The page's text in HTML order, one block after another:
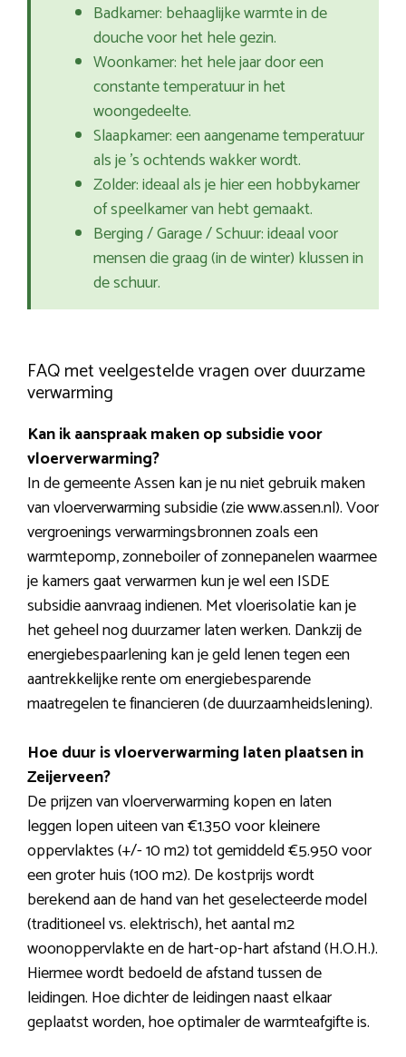
Badkamer: behaaglijke warmte in de
douche voor het hele gezin.
Woonkamer: het hele jaar door een
constante temperatuur in het
woongedeelte.
Slaapkamer: een aangename temperatuur
als je ’s ochtends wakker wordt.
Zolder: ideaal als je hier een hobbykamer
of speelkamer van hebt gemaakt.
Berging / Garage / Schuur: ideaal voor
mensen die graag (in de winter) klussen in
de schuur.
FAQ met veelgestelde vragen over duurzame
verwarming
Kan ik aanspraak maken op subsidie voor
vloerverwarming?
In de gemeente Assen kan je nu niet gebruik maken
van vloerverwarming subsidie (zie www.assen.nl). Voor
vergroenings verwarmingsbronnen zoals een
warmtepomp, zonneboiler of zonnepanelen waarmee
je kamers gaat verwarmen kun je wel een ISDE
subsidie aanvraag indienen. Met vloerisolatie kan je
het geheel nog duurzamer laten werken. Dankzij de
energiebespaarlening kan je geld lenen tegen een
aantrekkelijke rente om energiebesparende
maatregelen te financieren (de duurzaamheidslening).
Hoe duur is vloerverwarming laten plaatsen in
Zeijerveen?
De prijzen van vloerverwarming kopen en laten
leggen lopen uiteen van €1.350 voor kleinere
oppervlaktes (+/- 10 m2) tot gemiddeld €5.950 voor
een groter huis (100 m2). De kostprijs wordt
berekend aan de hand van het geselecteerde model
(traditioneel vs. elektrisch), het aantal m2
woonoppervlakte en de hart-op-hart afstand (H.O.H.).
Hiermee wordt bedoeld de afstand tussen de
leidingen. Hoe dichter de leidingen naast elkaar
geplaatst worden, hoe optimaler de warmteafgifte is.